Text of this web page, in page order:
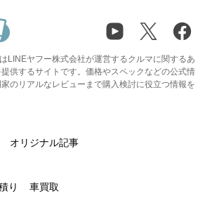
LINEヤフー株式会社が運営するクルマに関するあ
供するサイトです。価格やスペックなどの公式情
のリアルなレビューまで購入検討に役立つ情報を
オリジナル記事
り 車買取